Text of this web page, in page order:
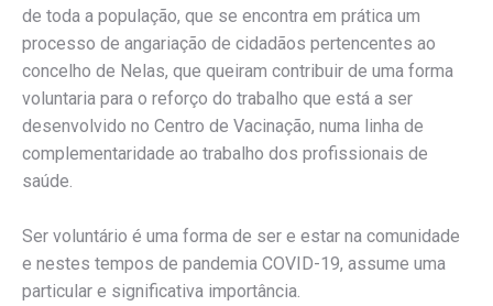
de toda a população, que se encontra em prática um
processo de angariação de cidadãos pertencentes ao
concelho de Nelas, que queiram contribuir de uma forma
voluntaria para o reforço do trabalho que está a ser
desenvolvido no Centro de Vacinação, numa linha de
complementaridade ao trabalho dos profissionais de
saúde.
Ser voluntário é uma forma de ser e estar na comunidade
e nestes tempos de pandemia COVID-19, assume uma
particular e significativa importância.